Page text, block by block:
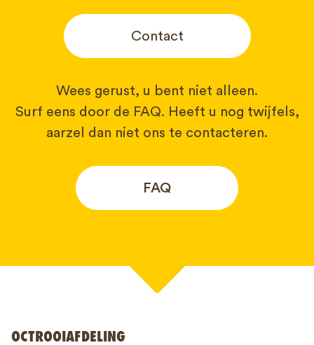
Contact
Wees gerust, u bent niet alleen.
Surf eens door de FAQ. Heeft u nog twijfels,
aarzel dan niet ons te contacteren.
FAQ
OCTROOIAFDELING